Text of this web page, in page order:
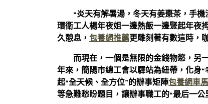
“炎天有解暑湯，冬天有姜棗茶，手
環衛工人楊年夜姐一邊熱飯一邊豎起年夜
久憩息， 包養網推薦更雕刻著有數這時，
而現在，一個是無限的金錢物慾，另
年來，簡陽市總工會以驛站為紐帶，化身
起“全天候、全方位”的辦事矩陣包養網車
等急難愁盼題目，讓辦事職工的“最后一公